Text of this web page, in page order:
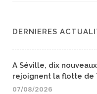
DERNIERES
A Séville, dix
rejoignent la flotte de
07/08/2026